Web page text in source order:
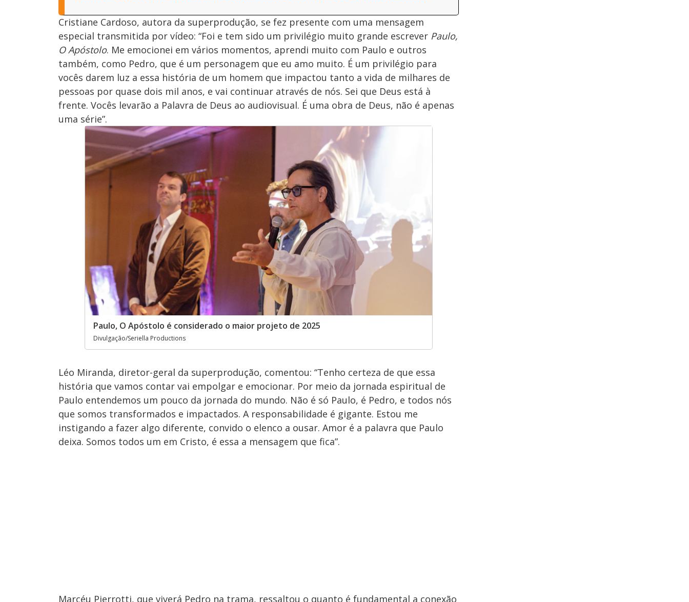
Cristiane Cardoso, autora da superprodução, se fez presente com uma mensagem
especial transmitida por vídeo: “Foi e tem sido um privilégio muito grande escrever Paulo,
O Apóstolo. Me emocionei em vários momentos, aprendi muito com Paulo e outros
também, como Pedro, que é um personagem que eu amo muito. É um privilégio para
vocês darem luz a essa história de um homem que impactou tanto a vida de milhares de
pessoas por quase dois mil anos, e vai continuar através de nós. Sei que Deus está à
frente. Vocês levarão a Palavra de Deus ao audiovisual. É uma obra de Deus, não é apenas
uma série”.
Paulo, O Apóstolo é considerado o maior projeto de 2025
Divulgação/Seriella Productions
Léo Miranda, diretor-geral da superprodução, comentou: “Tenho certeza de que essa
história que vamos contar vai empolgar e emocionar. Por meio da jornada espiritual de
Paulo entendemos um pouco da jornada do mundo. Não é só Paulo, é Pedro, e todos nós
que somos transformados e impactados. A responsabilidade é gigante. Estou me
instigando a fazer algo diferente, convido o elenco a ousar. Amor é a palavra que Paulo
deixa. Somos todos um em Cristo, é essa a mensagem que fica”.
Marcéu Pierrotti, que viverá Pedro na trama, ressaltou o quanto é fundamental a conexão